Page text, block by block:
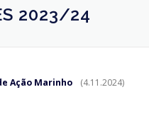
2023/24
Ação Marinho (4.11.2024)